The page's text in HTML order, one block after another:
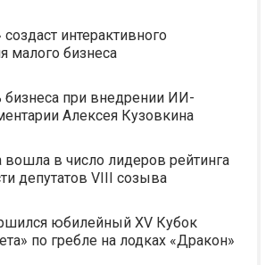
интерактивного
малого бизнеса
бизнеса при внедрении ИИ-
Алексея Кузовкина
вошла в число лидеров рейтинга
депутатов VIII созыва
юбилейный XV Кубок
по гребле на лодках «Дракон»